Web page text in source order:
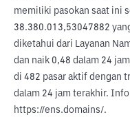
memiliki pasokan saat ini
38.380.013,53047882
diketahui dari Layanan
dan naik 0,48 dalam 24
di 482 pasar aktif dengan
dalam 24 jam terakhir.
https://ens.domains/.